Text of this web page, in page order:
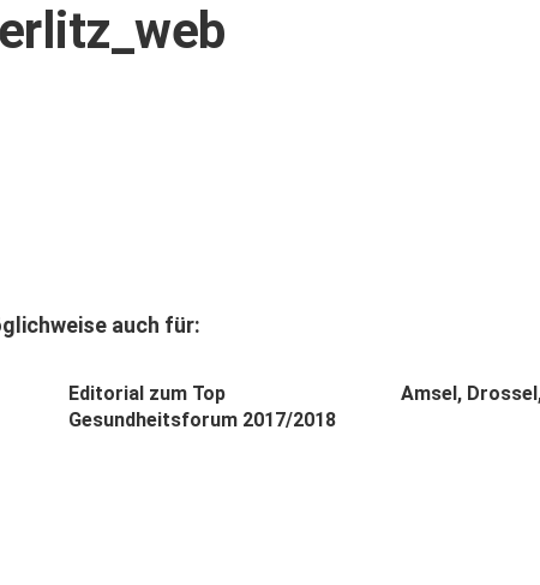
auch für:
Editorial zum Top
Gesundheitsforum 2017/2018
Amsel,